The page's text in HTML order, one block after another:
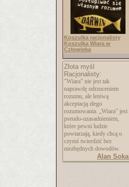
Koszulka racjonalisty
Koszulka Wiara w
Człowieka
Złota myśl
Racjonalisty:
"Wiara" nie jest tak
naprawdę odrzuceniem
rozumu, ale leniwą
akceptacją złego
rozumowania. „Wiara" jest
pseudo-uzasadnieniem,
które pewni ludzie
powtarzają, kiedy chcą o
czymś twierdzić bez
niezbędnych dowodów.
Alan Sokal